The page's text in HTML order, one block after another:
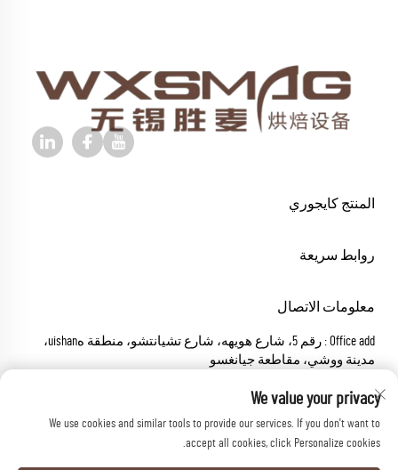
المنتج كايجوري
روابط سريعة
معلومات الاتصال
Office add : رقم 5، شارع هويهه، شارع تشيانتشو، منطقة هuishan،
مدينة ووشي، مقاطعة جيانغسو
اتصل بي+86-18652826331
حقوق النسخ © 2025 شركة ووشي شينغ ماي للماكينات
We value your privacy
We use cookies and similar tools to provide our services. If you don't want to
accept all cookies, click Personalize cookies.